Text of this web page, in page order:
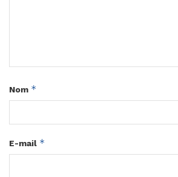
Nom *
E-mail *